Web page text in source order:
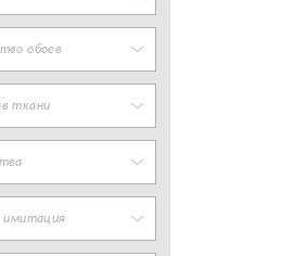
обоев
ткани
имитация